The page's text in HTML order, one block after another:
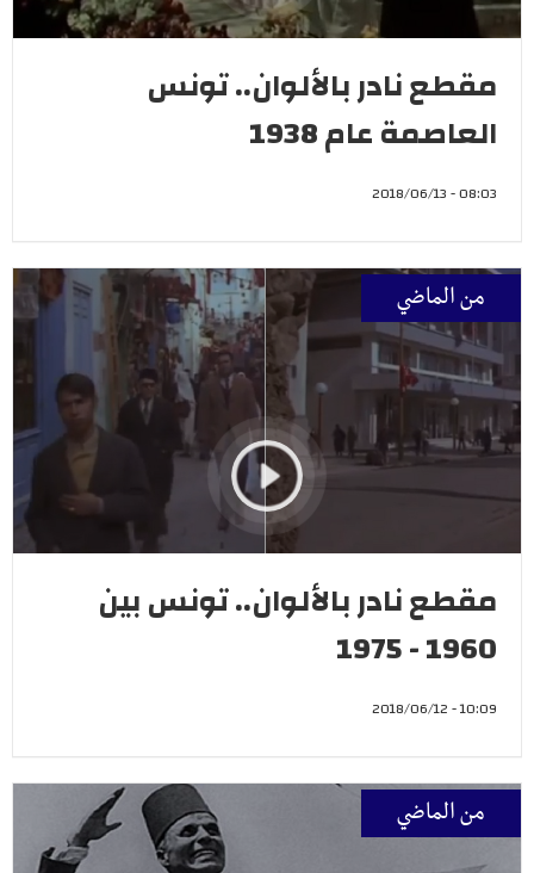
مقطع نادر بالألوان.. تونس
العاصمة عام 1938
08:03 - 2018/06/13
من الماضي
مقطع نادر بالألوان.. تونس بين
1960 - 1975
10:09 - 2018/06/12
من الماضي